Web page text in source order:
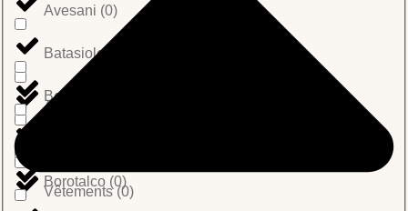
Accessoirs COFI
Vêtements(0)
Avesani (0)
Batasiolo
Belli
Borotalco (0)